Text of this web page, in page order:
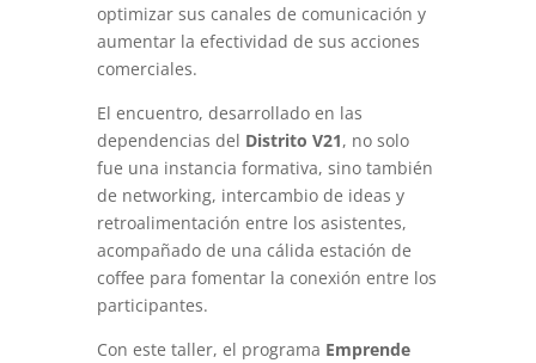
optimizar sus canales de comunicación y
aumentar la efectividad de sus acciones
comerciales.
El encuentro, desarrollado en las
dependencias del Distrito V21, no solo
fue una instancia formativa, sino también
de networking, intercambio de ideas y
retroalimentación entre los asistentes,
acompañado de una cálida estación de
coffee para fomentar la conexión entre los
participantes.
Con este taller, el programa Emprende